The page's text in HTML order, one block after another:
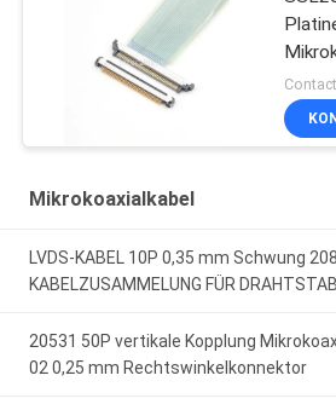
Mikrokoaxialkabel
LVDS-KABEL 10P 0,35 mm Schwung
KABELZUSAMMELUNG FÜR
20531 50P vertikale Kopplung
02 0,25 mm Rechtswinkelkonnektor